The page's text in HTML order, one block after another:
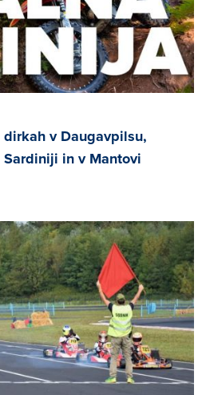
v Daugavpilsu,
in v Mantovi